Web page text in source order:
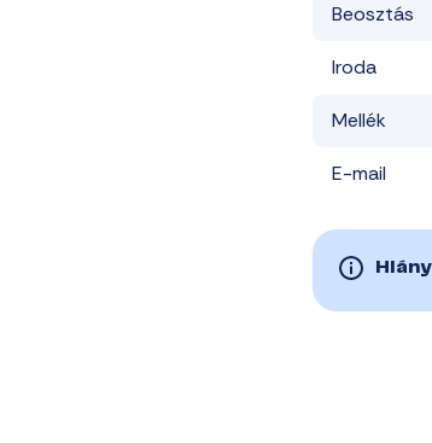
Beosztás
Iroda
Mellék
E-mail